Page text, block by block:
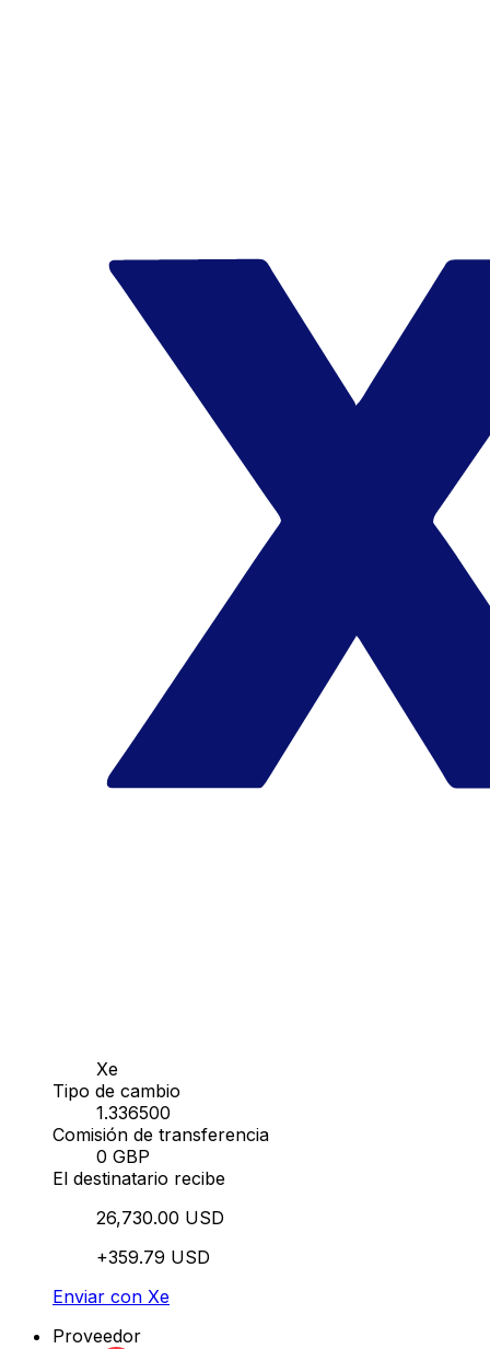
Xe
Tipo de cambio
1.336500
Comisión de transferencia
0 GBP
El destinatario recibe
26,730.00 USD
+359.79 USD
Enviar con Xe
Proveedor